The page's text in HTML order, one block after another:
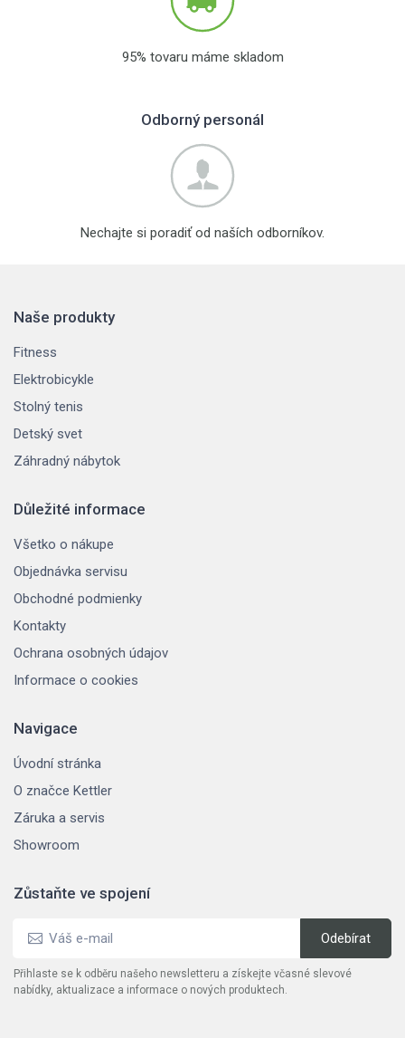
95% tovaru máme skladom
Odborný personál
Nechajte si poradiť od naších odborníkov.
Naše produkty
Fitness
Elektrobicykle
Stolný tenis
Detský svet
Záhradný nábytok
Důležité informace
Všetko o nákupe
Objednávka servisu
Obchodné podmienky
Kontakty
Ochrana osobných údajov
Informace o cookies
Navigace
Úvodní stránka
O značce Kettler
Záruka a servis
Showroom
Zůstaňte ve spojení
Přihlaste se k odběru našeho newsletteru a získejte včasné slevové
nabídky, aktualizace a informace o nových produktech.